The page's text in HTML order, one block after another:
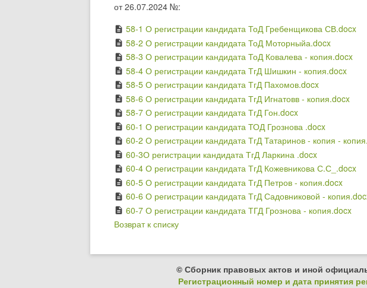
от 26.07.2024 №:
description 58-1 О регистрации кандидата ТоД Гребенщикова СВ.docx
description 58-2 О регистрации кандидата ТоД Моторныйа.docx
description 58-3 О регистрации кандидата ТоД Ковалева - копия.docx
description 58-4 О регистрации кандидата ТгД Шишкин - копия.docx
description 58-5 О регистрации кандидата ТгД Пахомов.docx
description 58-6 О регистрации кандидата ТгД Игнатовв - копия.docx
description 58-7 О регистрации кандидата ТгД Гон.docx
description 60-1 О регистрации кандидата ТОД Грознова .docx
description 60-2 О регистрации кандидата ТгД Татаринов - копия -
description 60-3О регистрации кандидата ТгД Ларкина .docx
description 60-4 О регистрации кандидата ТгД Кожевникова С.С_.docx
description 60-5 О регистрации кандидата ТгД Петров - копия.docx
description 60-6 О регистрации кандидата ТгД Садовниковой -
description 60-7 О регистрации кандидата ТГД Грознова - копия.docx
Возврат к списку
© Сборник правовых актов и иной
Регистрационный номер и дата принятия